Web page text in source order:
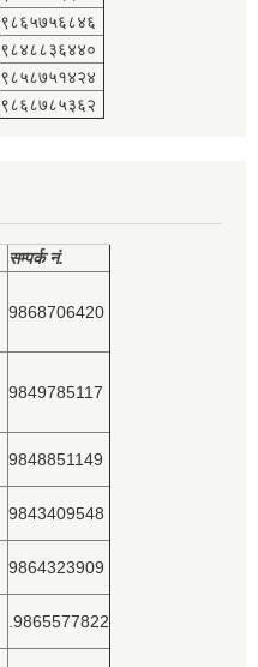
९८६५७५६८४६
९८४८८३६४४०
९८५८७५१४२४
९८६८७८५३६२
सम्‍पर्क नं.
9868706420
9849785117
9848851149
9843409548
9864323909
.9865577822